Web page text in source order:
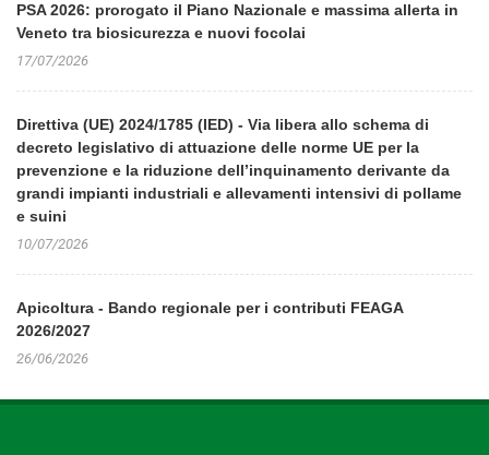
PSA 2026: prorogato il Piano Nazionale e massima allerta in
Veneto tra biosicurezza e nuovi focolai
17/07/2026
Direttiva (UE) 2024/1785 (IED) - Via libera allo schema di
decreto legislativo di attuazione delle norme UE per la
prevenzione e la riduzione dell’inquinamento derivante da
grandi impianti industriali e allevamenti intensivi di pollame
e suini
10/07/2026
Apicoltura - Bando regionale per i contributi FEAGA
2026/2027
26/06/2026